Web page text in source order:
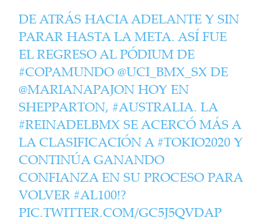
DE ATRÁS HACIA ADELANTE Y SIN
PARAR HASTA LA META. ASÍ FUE
EL REGRESO AL PÓDIUM DE
#COPAMUNDO @UCI_BMX_SX DE
@MARIANAPAJON HOY EN
SHEPPARTON, #AUSTRALIA. LA
#REINADELBMX SE ACERCÓ MÁS A
LA CLASIFICACIÓN A #TOKIO2020 Y
CONTINÚA GANANDO
CONFIANZA EN SU PROCESO PARA
VOLVER #AL100!?
PIC.TWITTER.COM/GC5J5QVDAP